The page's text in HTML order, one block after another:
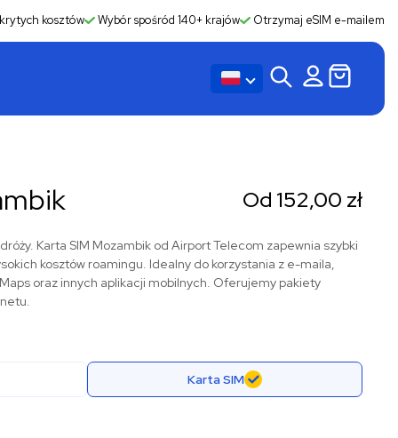
kosztów Wybór spośród 140+ krajów Otrzymaj eSIM e-mailem
Od 152,00 zł
Karta SIM Mozambik od Airport Telecom zapewnia szybki
kosztów roamingu. Idealny do korzystania z e-maila,
oraz innych aplikacji mobilnych. Oferujemy pakiety
Karta SIM